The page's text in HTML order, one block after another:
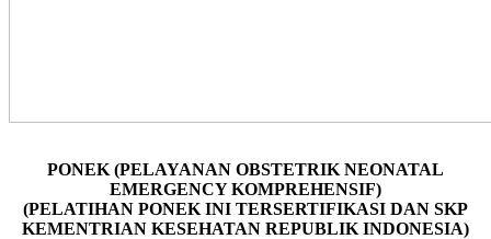
PONEK (PELAYANAN OBSTETRIK NEONATAL
EMERGENCY KOMPREHENSIF)
(PELATIHAN PONEK INI TERSERTIFIKASI DAN SKP
KEMENTRIAN KESEHATAN REPUBLIK INDONESIA)